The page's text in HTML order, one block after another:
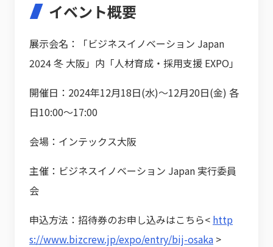
イベント概要
展示会名：「ビジネスイノベーション Japan
2024 冬 大阪」内「人材育成・採用支援 EXPO」
開催日：2024年12月18日(水)～12月20日(金) 各
日10:00～17:00
会場：インテックス大阪
主催：ビジネスイノベーション Japan 実行委員
会
申込方法：招待券のお申し込みはこちら< http
s://www.bizcrew.jp/expo/entry/bij-osaka >